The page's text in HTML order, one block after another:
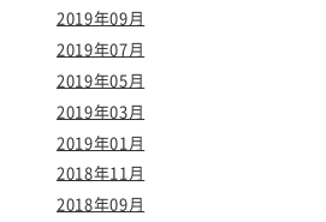
2019年09月
2019年07月
2019年05月
2019年03月
2019年01月
2018年11月
2018年09月